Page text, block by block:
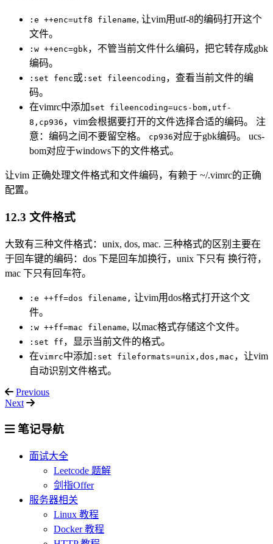
:e ++enc=utf8 filename, 让vim用utf-8的编码打开这个
文件。
:w ++enc=gbk，不管当前文件什么编码，把它转存成gbk
编码。
:set fenc或 :set fileencoding ，查看当前文件的编
码。
在vimrc中添加 set fileencoding=ucs-bom,utf-
8,cp936 ，vim会根据要打开的文件选择合适的编码。 注
意：编码之间不要留空格。
cp936对应于gbk编码。 ucs-
bom对应于windows下的文件格式。
让vim 正确处理文件格式和文件编码，有赖于 ~/.vimrc的正确
配置。
12.3 文件格式
大致有三种文件格式：unix, dos, mac. 三种格式的区别主要在
于回车键的编码：dos 下是回车加换行，unix 下只有 换行符，
mac 下只有回车符。
:e ++ff=dos filename, 让vim用dos格式打开这个文
件。
:w ++ff=mac filename, 以mac格式存储这个文件。
:set ff ，显示当前文件的格式。
在vimrc中添加 :set fileformats=unix,dos,mac ，让vim
自动识别文件格式。
Previous
Next
笔记导航
面试大全
Leetcode 题解
剑指Offer
服务器相关
Linux 教程
Docker 教程